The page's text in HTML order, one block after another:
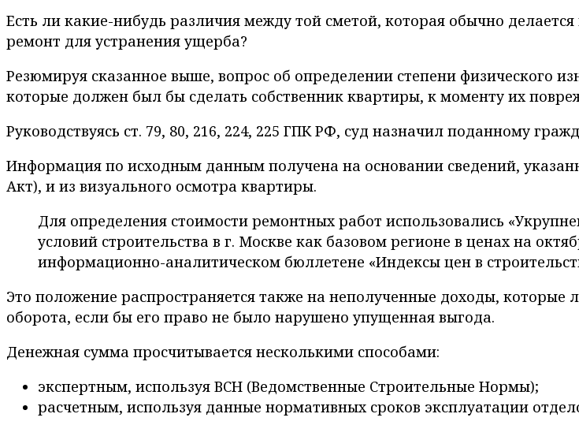
Есть ли какие-нибудь различия между той сметой, которая обычно
ремонт для устранения ущерба?
Резюмируя сказанное выше, вопрос об определении степени физического
которые должен был бы сделать собственник квартиры, к моменту их
Руководствуясь ст. 79, 80, 216, 224, 225 ГПК РФ, суд назначил поданному
Информация по исходным данным получена на основании сведений,
Акт), и из визуального осмотра квартиры.
Для определения стоимости ремонтных работ использовались
условий строительства в г. Москве как базовом регионе в ценах на
информационно-аналитическом бюллетене «Индексы цен в
Это положение распространяется также на неполученные доходы,
оборота, если бы его право не было нарушено упущенная выгода.
Денежная сумма просчитывается несколькими способами:
экспертным, используя ВСН (Ведомственные Строительные Нормы);
расчетным, используя данные нормативных сроков эксплуатации